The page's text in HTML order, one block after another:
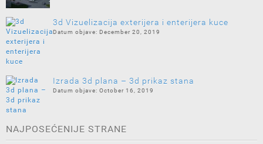
3d Vizuelizacija exterijera i enterijera kuce
December 20, 2019
Izrada 3d plana – 3d prikaz stana
October 16, 2019
NAJPOSEĆENIJE STRANE